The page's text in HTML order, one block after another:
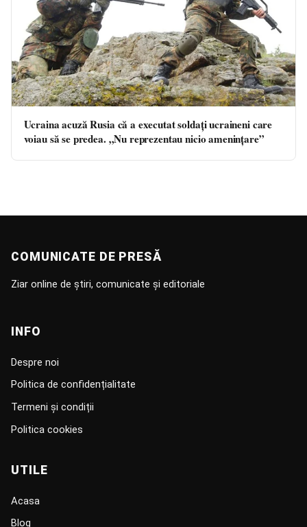
Ucraina acuză Rusia că a executat soldaţi ucraineni care
voiau să se predea. „Nu reprezentau nicio ameninţare”
COMUNICATE DE PRESĂ
Ziar online de știri, comunicate și editoriale
INFO
Despre noi
Politica de confidențialitate
Termeni și condiții
Politica cookies
UTILE
Acasa
Blog